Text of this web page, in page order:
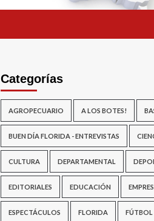
Categorías
AGROPECUARIO A LOS BOTES!
BUEN DÍA FLORIDA - ENTREVISTAS
CULTURA DEPARTAMENTAL
EDITORIALES EDUCACIÓN
ESPECTÁCULOS FLORIDA FÚTBOL